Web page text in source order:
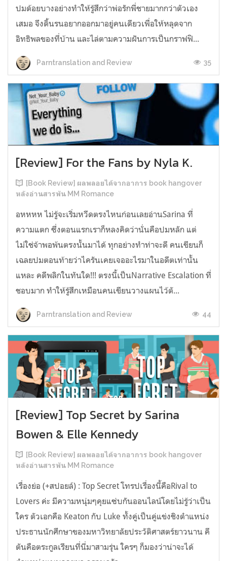
ปมด้อยบางอย่างทำให้รู้สึกว่าพ่อรักพี่ชายมากกว่าตัวเอง
เสมอ จึงดิ้นรนอยากออกมาอยู่คนเดียวเพื่อให้หลุดจาก
อิทธิพลของที่บ้าน และไล่ตามความฝันการเป็นกราฟฟิ...
Parntranslation and Review 35
[Review] For the Fans by Nyla K.
[Book Review] ผลพลอยได้จากอาการ book hangover
หลังอ่านสารพัน MM Romance
อหหหห ไม่รู้จะเริ่มหวีดตรงไหนก่อนเลยอ่านSarina ที่
ความแตก ซึ่งตอนแรกเราก็หลงคิดว่านั่นคือปมหลัก แต่
ไม่ใช่จ้าพอพ้นตรงนั้นมาได้ ทุกอย่างทำท่าจะดี คนเขียนก็
เฉลยปมตอนท้ายว่าไครันเคยเจออะไรมาในอดีตเท่านั้น
แหละ คดีพลิกในทันใด!!! ตรงนี้เป็นNarrative Escalation ที่
ชอบมาก ทำให้รู้สึกเหมือนคนเขียนวางแผนไว้ตั...
Parntranslation and Review 44
[Review] Top Secret by Sarina
Bowen & Elle Kennedy
[Book Review] ผลพลอยได้จากอาการ book hangover
หลังอ่านสารพัน MM Romance
เรื่องย่อ (+สปอยล์) : Top Secret โทรปเรื่องนี้คือRival to
Lovers ค่ะ มีความหนุ่มๆคุยแซ่บกันออนไลน์โดยไม่รู้ว่าเป็น
ใคร ตัวเอกคือ Keaton กับ Luke ทั้งคู่เป็นคู่แข่งชิงตำแหน่ง
ประธานนักศึกษาของมหาวิทยาลัยประวัติศาสตร์ยาวนาน คี
ตันคือตระกูลเรียนที่นี่มาสามรุ่น ใครๆ ก็มองว่าน่าจะได้